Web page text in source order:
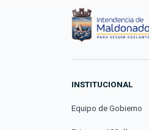
INSTITUCIONAL
Equipo de Gobierno